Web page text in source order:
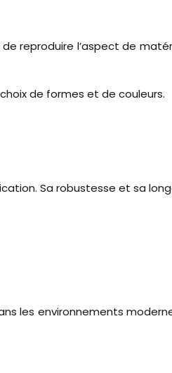
reproduire l’aspect de
de formes et de couleurs.
Sa robustesse et sa
les environnements